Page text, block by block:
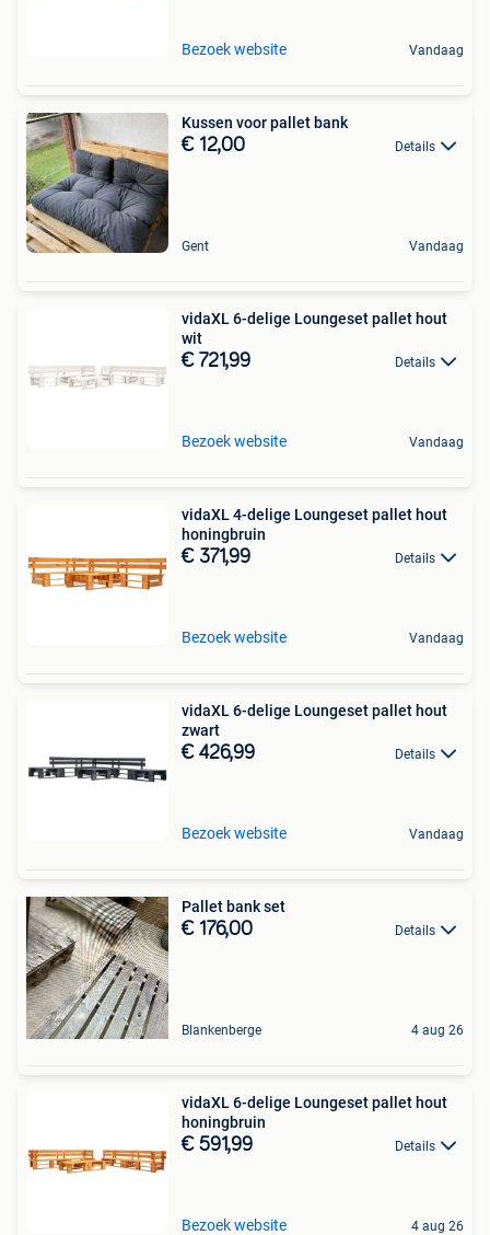
Bezoek website Vandaag
Kussen voor pallet bank
€ 12,00 Details
Gent Vandaag
vidaXL 6-delige Loungeset pallet hout
wit
€ 721,99 Details
Bezoek website Vandaag
vidaXL 4-delige Loungeset pallet hout
honingbruin
€ 371,99 Details
Bezoek website Vandaag
vidaXL 6-delige Loungeset pallet hout
zwart
€ 426,99 Details
Bezoek website Vandaag
Pallet bank set
€ 176,00 Details
Blankenberge 4 aug 26
vidaXL 6-delige Loungeset pallet hout
honingbruin
€ 591,99 Details
Bezoek website 4 aug 26